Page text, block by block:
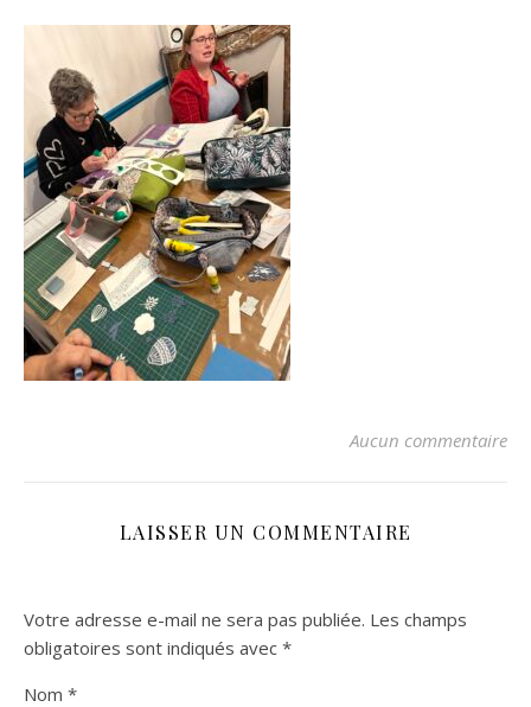
Aucun commentaire
LAISSER UN COMMENTAIRE
Votre adresse e-mail ne sera pas publiée. Les champs
obligatoires sont indiqués avec *
Nom *